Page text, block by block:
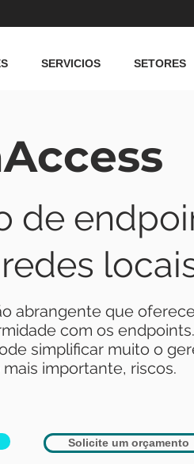
SERVICIOS SETORES
de
abrangente que
com os
simplificar muito o
importante, riscos.
Solicite um orçamento